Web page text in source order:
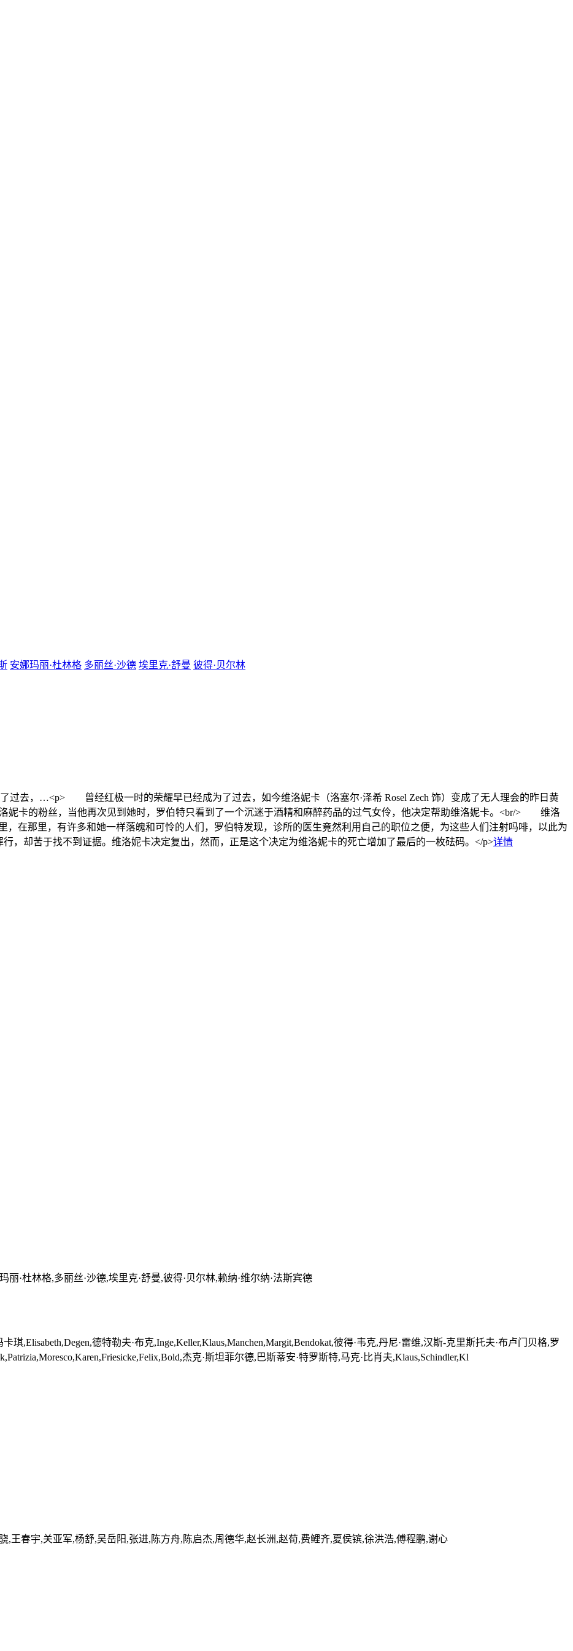
安娜玛丽·杜林格 多丽丝·沙德 埃里克·舒曼 彼得·贝尔林
过去，…<p> 曾经红极一时的荣耀早已经成为了过去，如今维洛妮卡（洛塞尔·泽希 Rosel Zech 饰）变成了无人理会的昨日黄
洛妮卡的粉丝，当他再次见到她时，罗伯特只看到了一个沉迷于酒精和麻醉药品的过气女伶，他决定帮助维洛妮卡。<br/> 维洛
，在那里，有许多和她一样落魄和可怜的人们，罗伯特发现，诊所的医生竟然利用自己的职位之便，为这些人们注射吗啡，以此为
，却苦于找不到证据。维洛妮卡决定复出，然而，正是这个决定为维洛妮卡的死亡增加了最后的一枚砝码。</p>详情
丽·杜林格,多丽丝·沙德,埃里克·舒曼,彼得·贝尔林,赖纳·维尔纳·法斯宾德
琪,Elisabeth,Degen,德特勒夫·布克,Inge,Keller,Klaus,Manchen,Margit,Bendokat,彼得·韦克,丹尼·雷维,汉斯-克里斯托夫·布卢门贝格,罗
杰克·斯坦菲尔德,巴斯蒂安·特罗斯特,马克·比肖夫,Klaus,Schindler,Kl
,王春宇,关亚军,杨舒,吴岳阳,张进,陈方舟,陈启杰,周德华,赵长洲,赵荀,费鲤齐,夏侯镔,徐洪浩,傅程鹏,谢心